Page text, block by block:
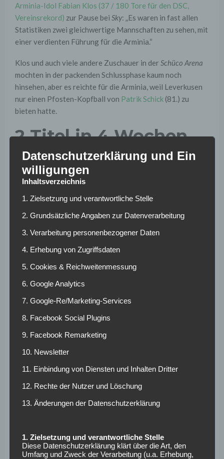
Arminia-Idol Fabian Klos (37 / 180 Tore für den DSC,
Vereinsrekord) zur Pause bei Sky: „Es waren in fast allen
Statistiken zwei gleichwertige Mannschaften zu sehen, mit
einer verdienten Führung für die Arminia.“
Klos und auch viele andere Zuschauer in der Schüco Arena
mochten in der packenden Schlussphase kaum noch
hinsehen, aber es reichte für die Arminia, weil Leverkusen
nur einen Pfosten-Kopfball von Patrik Schick (81.) zu
bieten hatte.
2 Titel in 4 Wochen
Bayer Leverkusen verabschiedete sich mit einem
XGoals-Wert von 0,75 Prozent aus diesem
Wettbewerb – und ließ die 2. Titelchance innerhalb von
knapp 4 Wochen liegen.
München am 5. / 11. März 2025 musste sich die Bayer-
elf mit 0:5 in der Addition geschlagen geben.
XGoals-Wert von Bayer Leverkusen bei 0,33 (
bzw. bei 1,45 (FC Bayern: 2,1).
So war es auch bei Arminia Bielefeld gegen Bayer
Leverkusen: 1,72 vs. 0,95 XGoals nach 90 Minuten.
Hradecky nach
Arminia Bielefeld
gegen Leverkusen:
„Ich will gar keine
Zweikampfwerte
Das ist für die Ansprüche von Bayer Leverkusen, das uns
im letzten Jahr so viel Spaß gemacht hat, einfach zu wenig.
Datenschutzerklärung und Ein
willigungen
Inhaltsverzeichnis
1. Zielsetzung und verantwortliche Stelle
2. Grundsätzliche Angaben zur Datenverarbeitung
3. Verarbeitung personenbezogener Daten
4. Erhebung von Zugriffsdaten
5. Cookies & Reichweitenmessung
6. Google Analytics
7. Google-Re/Marketing-Services
8. Facebook Social Plugins
9. Facebook Remarketing
10. Newsletter
11. Einbindung von Diensten und Inhalten Dritter
12. Rechte der Nutzer und Löschung
13. Änderungen der Datenschutzerklärung
1. Zielsetzung und verantwortliche Stelle
Diese Datenschutzerklärung klärt über die Art, den
Umfang und Zweck der Verarbeitung (u.a. Erhebung,